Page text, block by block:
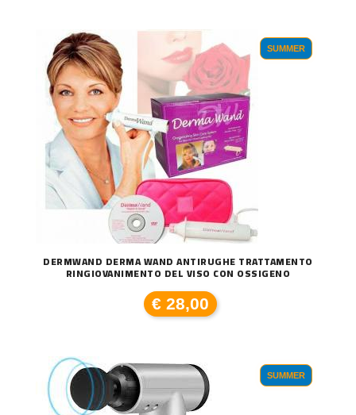
SUMMER
DERMWAND DERMA WAND ANTIRUGHE TRATTAMENTO
RINGIOVANIMENTO DEL VISO CON OSSIGENO
€ 28,00
SUMMER